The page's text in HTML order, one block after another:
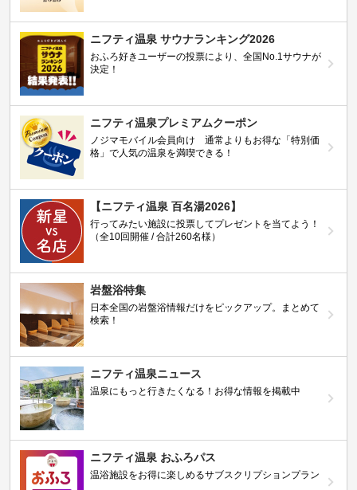
ニフティ温泉 サウナランキング2026
おふろ好きユーザーの投票により、全国No.1サウナが
決定！
ニフティ温泉プレミアムクーポン
ノジマモバイル会員向け 通常よりもお得な「特別価
格」で人気の温泉を満喫できる！
【ニフティ温泉 百名湯2026】
行ってみたい施設に投票してプレゼントを当てよう！
（全10回開催 / 合計260名様）
岩盤浴特集
日本全国の岩盤浴情報だけをピックアップ。まとめて
検索！
ニフティ温泉ニュース
温泉にもっと行きたくなる！お得な情報を掲載中
ニフティ温泉 おふろパス
温浴施設をお得に楽しめるサブスクリプションプラン